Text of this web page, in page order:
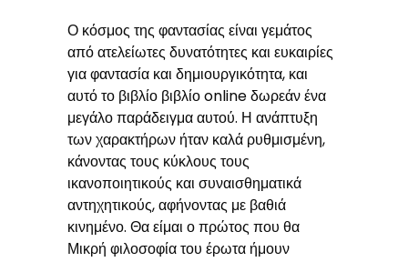
Ο κόσμος της φαντασίας είναι γεμάτος
από ατελείωτες δυνατότητες και ευκαιρίες
για φαντασία και δημιουργικότητα, και
αυτό το βιβλίο βιβλίο online δωρεάν ένα
μεγάλο παράδειγμα αυτού. Η ανάπτυξη
των χαρακτήρων ήταν καλά ρυθμισμένη,
κάνοντας τους κύκλους τους
ικανοποιητικούς και συναισθηματικά
αντηχητικούς, αφήνοντας με βαθιά
κινημένο. Θα είμαι ο πρώτος που θα
Μικρή φιλοσοφία του έρωτα ήμουν